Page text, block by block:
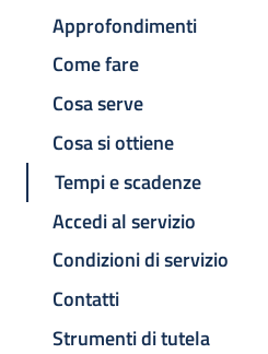
Approfondimenti
Come fare
Cosa serve
Cosa si ottiene
Tempi e scadenze
Accedi al servizio
Condizioni di servizio
Contatti
Strumenti di tutela